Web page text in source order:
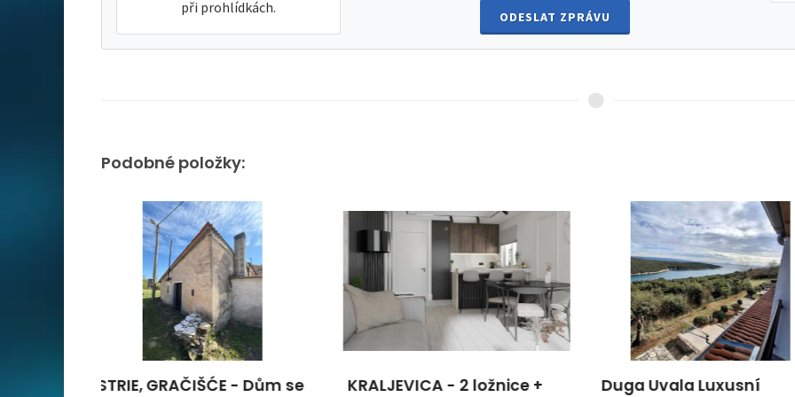
při prohlídkách.
ODESLAT ZPRÁVU
Podobné položky:
KRALJEVICA - 2 ložnice + Duga Uvala Luxusní ISTRIE, LIŽNJAN - Dům s